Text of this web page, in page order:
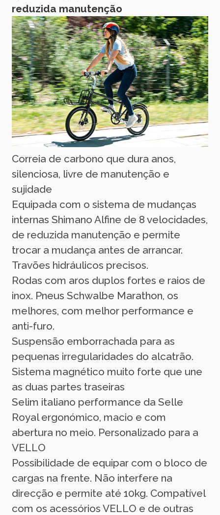
reduzida manutenção
Correia de carbono que dura anos,
silenciosa, livre de manutenção e
sujidade
Equipada com o sistema de mudanças
internas Shimano Alfine de 8 velocidades,
de reduzida manutenção e permite
trocar a mudança antes de arrancar.
Travões hidráulicos precisos.
Rodas com aros duplos fortes e raios de
inox. Pneus Schwalbe Marathon, os
melhores, com melhor performance e
anti-furo.
Suspensão emborrachada para as
pequenas irregularidades do alcatrão.
Sistema magnético muito forte que une
as duas partes traseiras
Selim italiano performance da Selle
Royal ergonómico, macio e com
abertura no meio. Personalizado para a
VELLO
Possibilidade de equipar com o bloco de
cargas na frente. Não interfere na
direcção e permite até 10kg. Compatível
com os acessórios VELLO e de outras